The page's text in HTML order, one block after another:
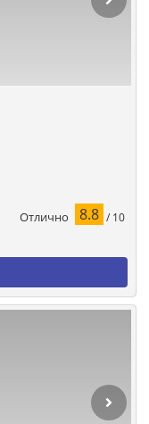
Отлично 8.8 / 10